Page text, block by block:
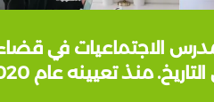
تعيينه عام 2020، قام هليل…